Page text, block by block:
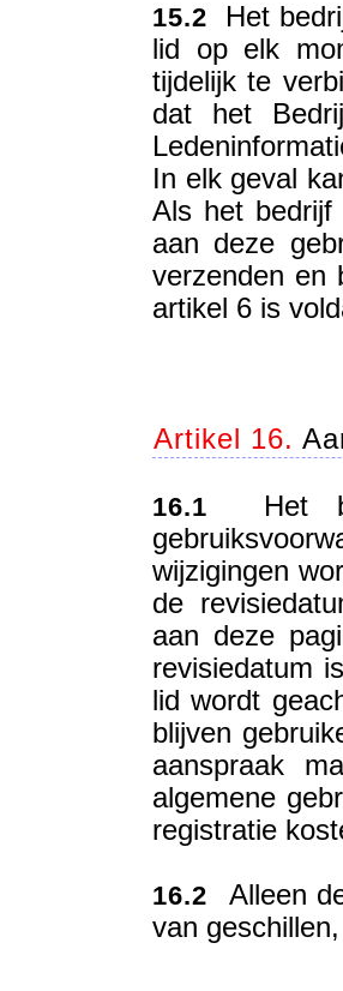
15.2 Het
lid op elk
tijdelijk te
dat het
In elk geval
Als het
aan deze
verzenden en
artikel 6 is
Artikel 16.
16.1 Het
wijzigingen
de
aan deze
revisiedatum
lid wordt
blijven
aanspraak
algemene
registratie
16.2 Alleen
van